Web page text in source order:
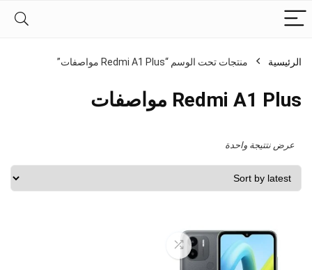
الرئيسية منتجات تحت الوسم “Redmi A1 Plus مواصفات”
Redmi A1 Plus مواصفات
عرض نتتيجة واحدة